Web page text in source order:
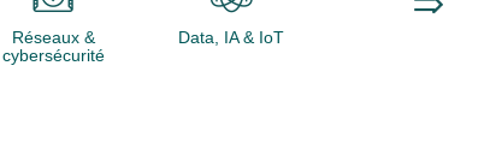
Réseaux &
cybersécurité
Data, IA & IoT